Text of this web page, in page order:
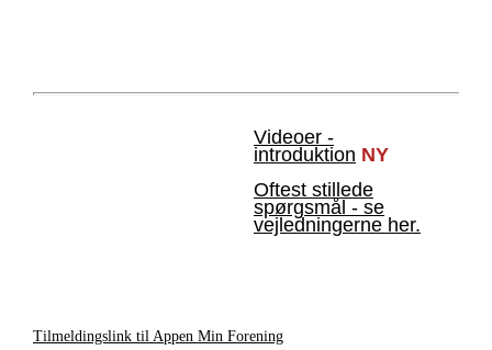
Videoer -
introduktion NY
Oftest stillede
spørgsmål - se
vejledningerne her.
Tilmeldingslink til Appen Min Forening